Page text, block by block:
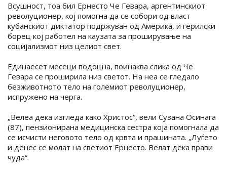
Всушност, тоа бил Ернесто Че Гевара, аргентинскиот
револуционер, кој помогна да се собори од власт
кубанскиот диктатор подржуван од Америка, и герилски
борец кој работел на каузата за проширување на
социјализмот низ целиот свет.
Единаесет месеци подоцна, поинаква слика од Че
Гевара се проширила низ светот. На неа се гледало
безживотното тело на големиот револуционер,
испружено на черга.
„Велеа дека изгледа како Христос“, вели Сузана Осинага
(87), пензионирана медицинска сестра која помогнала да
се исчисти неговото тело од крвта и прашината. „Луѓето
и денес се молат на светиот Ернесто. Велат дека прави
чуда“.